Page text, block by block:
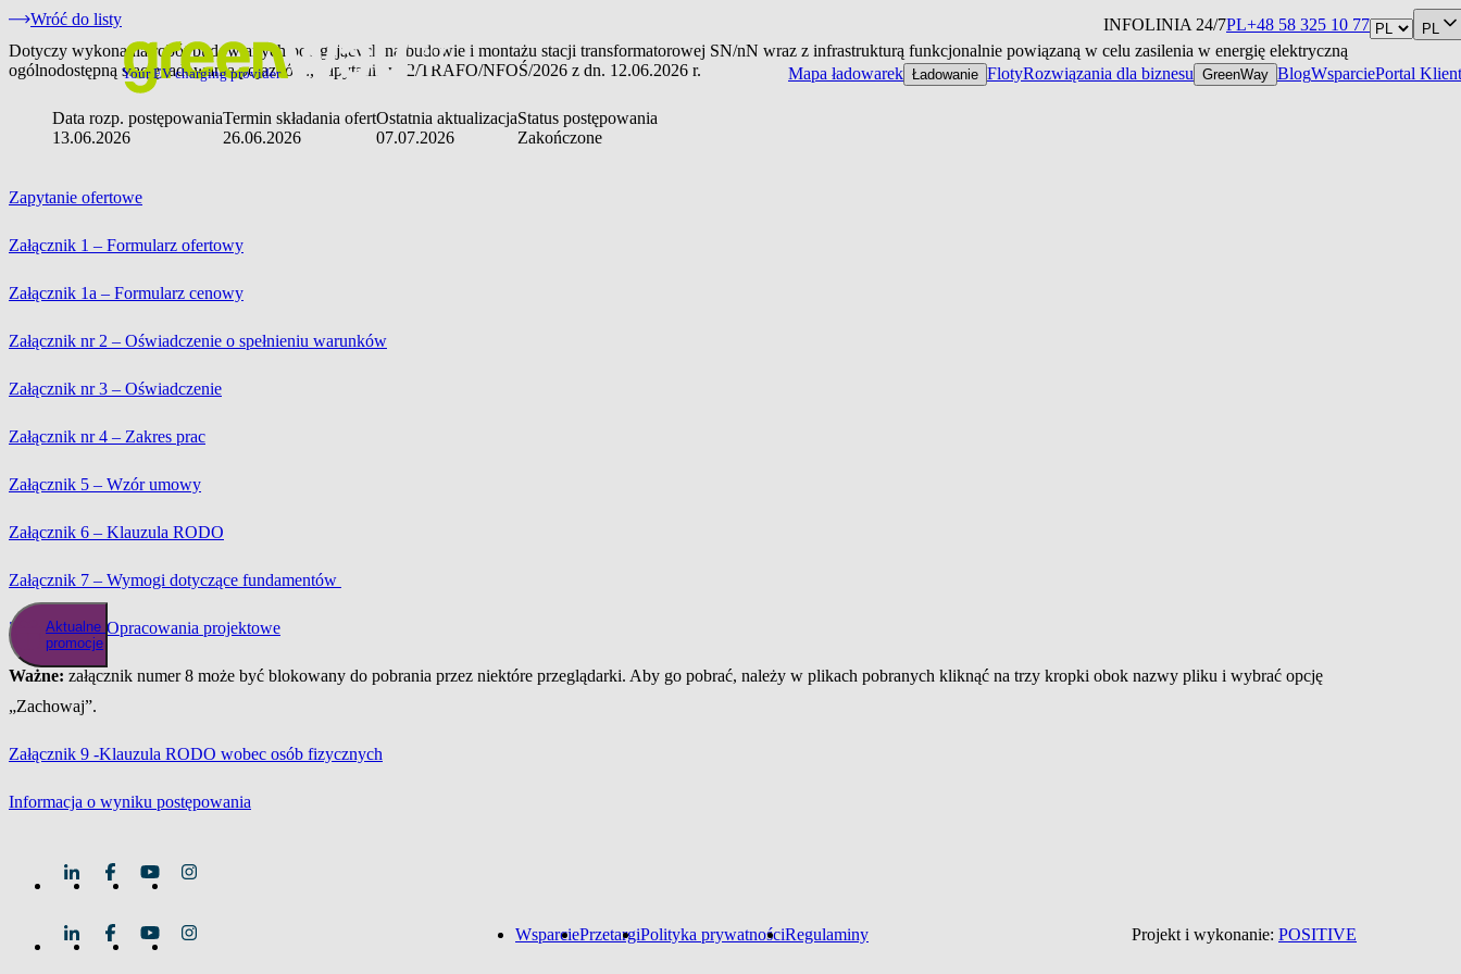
INFOLINIA 24/7PL+48 58 325 10 77 PL
Your EV charging provider Mapa ładowarek Ładowanie FlotyRozwiązania dla biznesu GreenWay BlogWsparciePortal
Wróć do listy
Dotyczy wykonania robót budowlanych polegających na budowie i montażu stacji transformatorowej SN/nN wraz z infrastrukturą funkcjonalnie powiązaną w celu zasilenia w energię elektryczną
ogólnodostępną stację ładowania pojazdów., zapytanie nr 2/TRAFO/NFOŚ/2026 z dn. 12.06.2026 r.
Data rozp. postępowania
13.06.2026
Termin składania ofert
26.06.2026
Ostatnia aktualizacja
07.07.2026
Status postępowania
Zakończone
Zapytanie ofertowe
Załącznik 1 – Formularz ofertowy
Załącznik 1a – Formularz cenowy
Załącznik nr 2 – Oświadczenie o spełnieniu warunków
Załącznik nr 3 – Oświadczenie
Załącznik nr 4 – Zakres prac
Załącznik 5 – Wzór umowy
Załącznik 6 – Klauzula RODO
Załącznik 7 – Wymogi dotyczące fundamentów
Załącznik 8 – Opracowania projektowe
Ważne: załącznik numer 8 może być blokowany do pobrania przez niektóre przeglądarki. Aby go pobrać, należy w plikach pobranych kliknąć na trzy kropki obok nazwy pliku i wybrać opcję
„Zachowaj”.
Załącznik 9 -Klauzula RODO wobec osób fizycznych
Informacja o wyniku postępowania
WsparciePrzetargiPolityka prywatnościRegulaminy Projekt i wykonanie: POSITIVE
Aktualne
promocje